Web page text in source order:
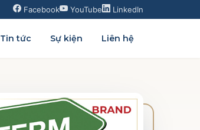
Facebook YouTube LinkedIn
Tin tức Sự kiện Liên hệ